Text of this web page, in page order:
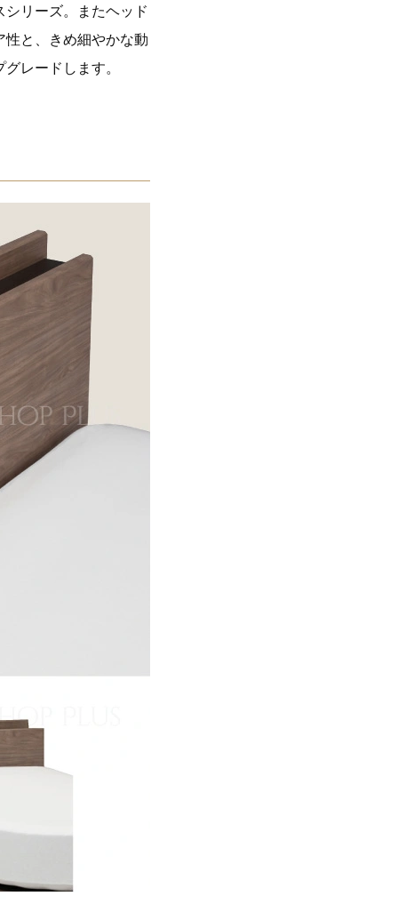
リーズ。またヘッド
と、きめ細やかな動
レードします。